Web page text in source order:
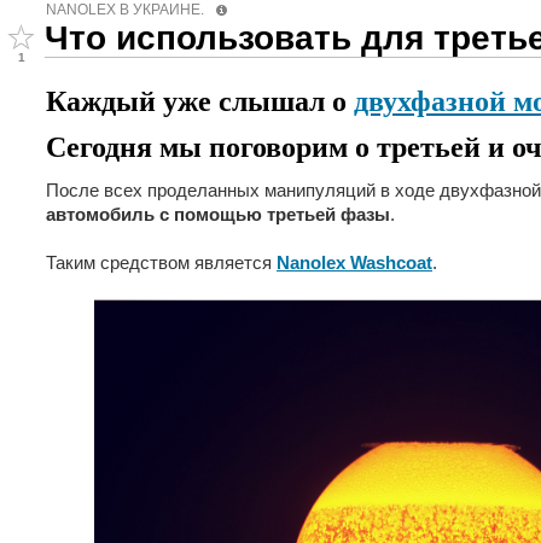
NANOLEX В УКРАИНЕ.
1
Что использовать для
Каждый уже слышал о двухфазной
Сегодня мы поговорим о третьей и
После всех проделанных манипуляций в ходе
автомобиль с помощью третьей фазы.
Таким средством является Nanolex Washсoat.